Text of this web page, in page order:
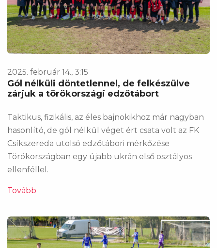
2025. február 14., 3:15
Gól nélküli döntetlennel, de felkészülve
zárjuk a törökországi edzőtábort
Taktikus, fizikális, az éles bajnokikhoz már nagyban
hasonlító, de gól nélkül véget ért csata volt az FK
Csíkszereda utolsó edzőtábori mérkőzése
Törökországban egy újabb ukrán első osztályos
ellenféllel.
Tovább